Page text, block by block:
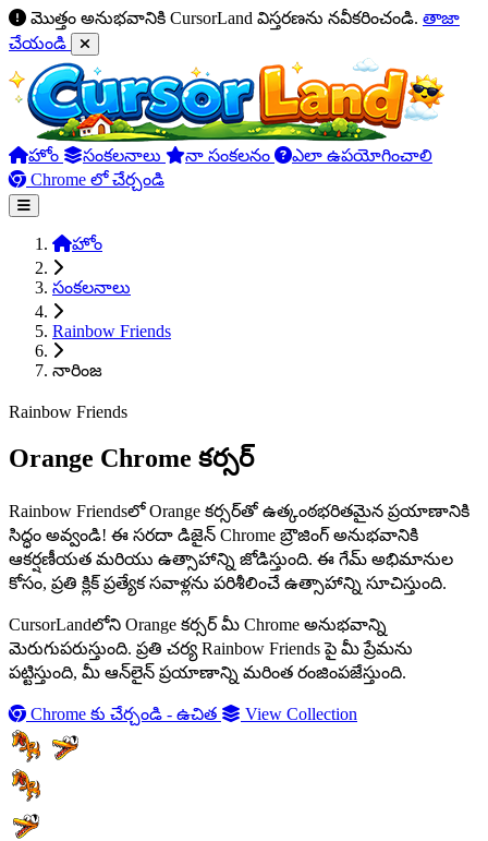
మొత్తం అనుభవానికి CursorLand విస్తరణను నవీకరించండి. తాజా
చేయండి
హోం సంకలనాలు నా సంకలనం
ఎలా ఉపయోగించాలి
Chrome లో చేర్చండి
హోం
సంకలనాలు
Rainbow Friends
నారింజ
Rainbow Friends
Orange Chrome కర్సర్
Rainbow Friendsలో Orange కర్సర్‌తో ఉత్కంఠభరితమైన ప్రయాణానికి
సిద్ధం అవ్వండి! ఈ సరదా డిజైన్ Chrome బ్రౌజింగ్ అనుభవానికి
ఆకర్షణీయత మరియు ఉత్సాహాన్ని జోడిస్తుంది. ఈ గేమ్ అభిమానుల
కోసం, ప్రతి క్లిక్ ప్రత్యేక సవాళ్లను పరిశీలించే ఉత్సాహాన్ని సూచిస్తుంది.
CursorLandలోని Orange కర్సర్ మీ Chrome అనుభవాన్ని
మెరుగుపరుస్తుంది. ప్రతి చర్య Rainbow Friends పై మీ ప్రేమను
పట్టిస్తుంది, మీ ఆన్‌లైన్ ప్రయాణాన్ని మరింత రంజింపజేస్తుంది.
Chrome కు చేర్చండి - ఉచిత View Collection